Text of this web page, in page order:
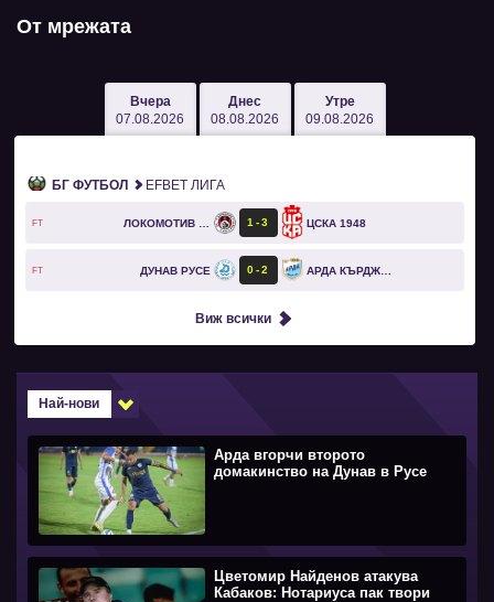
От мрежата
Вчера
07.08.2026
Днес
08.08.2026
Утре
09.08.2026
БГ ФУТБОЛ EFBET ЛИГА
FT 1 3 ЦСКА 1948
FT ДУНАВ РУСЕ 0 2 АРДА КЪРДЖАЛИ
Виж всички
Най-нови
Арда вгорчи второто
домакинство на Дунав в Русе
Цветомир Найденов атакува
Кабаков: Нотариуса пак твори